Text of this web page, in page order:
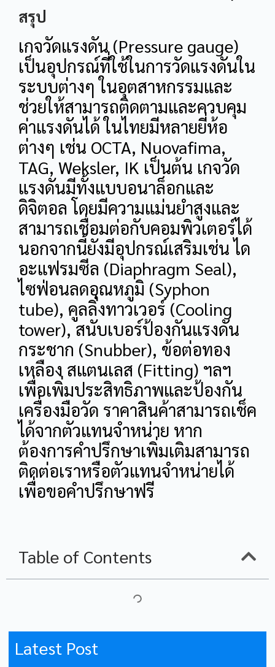
สรุป
เกจวัดแรงดัน (Pressure gauge)
เป็นอุปกรณ์ที่ใช้ในการวัดแรงดันใน
ระบบต่างๆ ในอุตสาหกรรมและ
ช่วยให้สามารถติดตามและควบคุม
ค่าแรงดันได้ ในไทยมีหลายยี่ห้อ
ต่างๆ เช่น OCTA, Nuovafima,
TAG, Weksler, IK เป็นต้น เกจวัด
แรงดันมีทั้งแบบอนาล็อกและ
ดิจิตอล โดยมีความแม่นยำสูงและ
สามารถเชื่อมต่อกับคอมพิวเตอร์ได้
นอกจากนี้ยังมีอุปกรณ์เสริมเช่น ได
อะแฟรมซีล (Diaphragm Seal),
ไซฟ่อนลดอุณหภูมิ (Syphon
tube), คูลลิ่งทาวเวอร์ (Cooling
tower), สนับเบอร์ป้องกันแรงดัน
กระชาก (Snubber), ข้อต่อทอง
เหลือง สแตนเลส (Fitting) ฯลฯ
เพื่อเพิ่มประสิทธิภาพและป้องกัน
เครื่องมือวัด ราคาสินค้าสามารถเช็ค
ได้จากตัวแทนจำหน่าย หาก
ต้องการคำปรึกษาเพิ่มเติมสามารถ
ติดต่อเราหรือตัวแทนจำหน่ายได้
เพื่อขอคำปรึกษาฟรี
Table of Contents
Latest Post